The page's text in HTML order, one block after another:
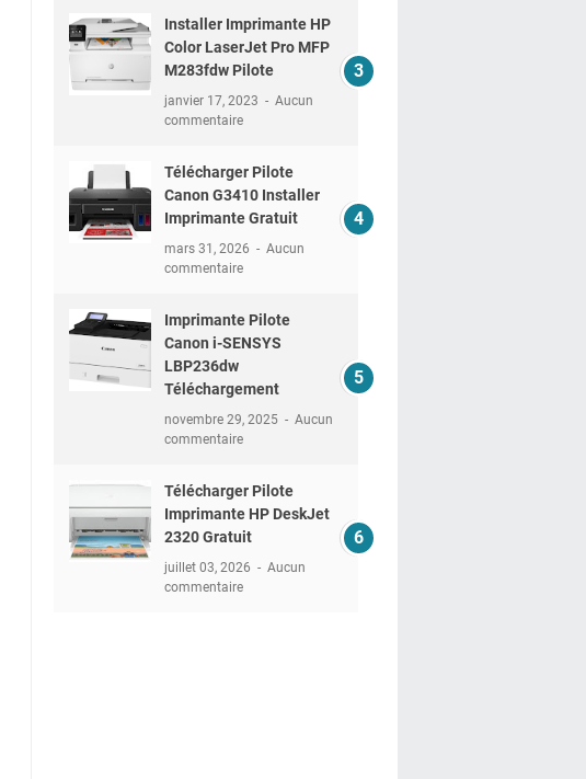
Installer Imprimante HP
Color LaserJet Pro MFP
M283fdw Pilote
janvier 17, 2023
Aucun
commentaire
Télécharger Pilote
Canon G3410 Installer
Imprimante Gratuit
mars 31, 2026
Aucun
commentaire
Imprimante Pilote
Canon i-SENSYS
LBP236dw
Téléchargement
novembre 29, 2025
Aucun
commentaire
Télécharger Pilote
Imprimante HP DeskJet
2320 Gratuit
juillet 03, 2026
Aucun
commentaire